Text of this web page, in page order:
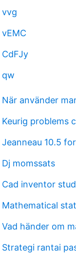
vvg
vEMC
CdFJy
qw
När använder
Keurig problems
Jeanneau 10.5
Dj momssats
Cad inventor
Mathematical
Vad händer om
Strategi rantai